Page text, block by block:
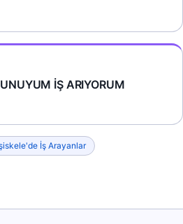
İŞ ARIYORUM
İş Arayanlar